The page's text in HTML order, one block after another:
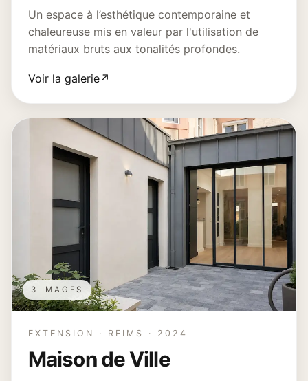
Un espace à l’esthétique contemporaine et
chaleureuse mis en valeur par l'utilisation de
matériaux bruts aux tonalités profondes.
Voir la galerie↗
3 IMAGES
EXTENSION · REIMS · 2024
Maison de Ville